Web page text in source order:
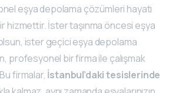
eşya depolama çözümleri hayatı
hizmettir. İster taşınma öncesi eşya
ister geçici eşya depolama
profesyonel bir firma ile çalışmak
firmalar, İstanbul’daki tesislerinde